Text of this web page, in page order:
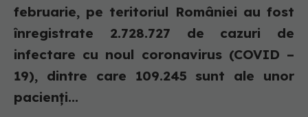
februarie, pe teritoriul României au fost
înregistrate 2.728.727 de cazuri de
infectare cu noul coronavirus (COVID –
19), dintre care 109.245 sunt ale unor
pacienți...